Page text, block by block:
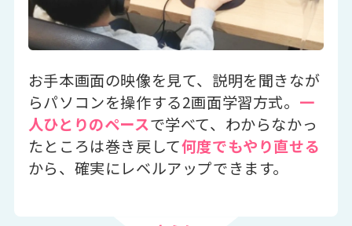
お手本画面の映像を見て、説明を聞きなが
らパソコンを操作する2画面学習方式。 一
人ひとりのペースで学べて、わからなかっ
たところは巻き戻して何度でもやり直せる
から、確実にレベルアップできます。